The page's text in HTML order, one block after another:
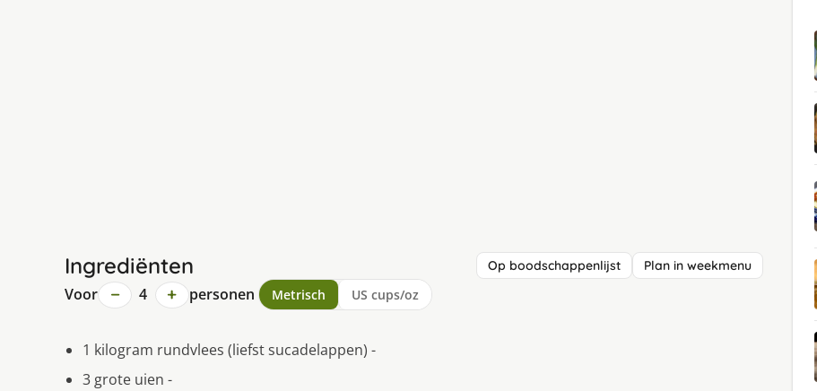
Ingrediënten Op boodschappenlijst Plan in weekmenu
Voor − 4 + personen Metrisch US cups/oz
1 kilogram rundvlees (liefst sucadelappen) -
3 grote uien -